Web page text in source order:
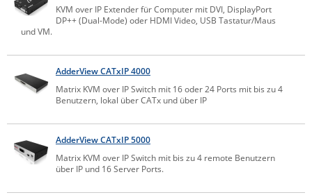
Poynting
Raritan
Riello UPS
Server Technology
Siretta
Sunbird
Tactical Software
KVM over IP Extender für Computer mit DVI, DisplayPort
DP++ (Dual-Mode) oder HDMI Video, USB Tastatur/Maus
und VM.
AdderView CATxIP 4000
Matrix KVM over IP Switch mit 16 oder 24 Ports mit bis zu 4
Benutzern, lokal über CATx und über IP
AdderView CATxIP 5000
Matrix KVM over IP Switch mit bis zu 4 remote Benutzern
über IP und 16 Server Ports.